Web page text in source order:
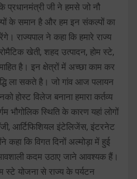
प्रधानमंत्री जी ने हमसे जो नौ
के समान है और हम इन संकल्पों का
राज्यपाल ने कहा कि हमारे राज्य
खेती, शहद उत्पादन, होम स्टे,
है। इन क्षेत्रों में अच्छा काम कर
ला सकते है। जो गांव आज पलायन
होस्ट विलेज बनाना हमारा कर्तव्य
भौगोलिक स्थिति के कारण यहां लोगों
आर्टिफिशियल इंटेलिजेंस, इंटरनेट
कहा कि विगत दिनों अल्मोड़ा में हुई
कदम उठाए जाने आवश्यक हैं।
स्टे योजना से राज्य के पर्यटन